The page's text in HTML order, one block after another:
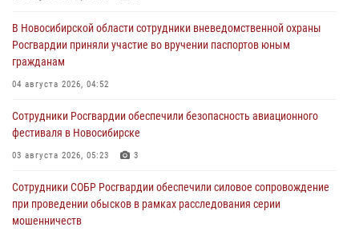
В Новосибирской области сотрудники вневедомственной охраны
Росгвардии приняли участие во вручении паспортов юным
гражданам
04 августа 2026, 04:52
Сотрудники Росгвардии обеспечили безопасность авиационного
фестиваля в Новосибирске
03 августа 2026, 05:23 3
Сотрудники СОБР Росгвардии обеспечили силовое сопровождение
при проведении обысков в рамках расследования серии
мошенничеств